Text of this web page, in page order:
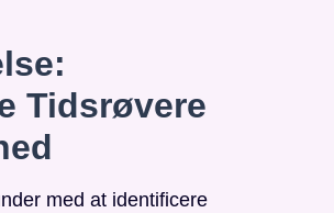
Tidsrøvere
med at identificere